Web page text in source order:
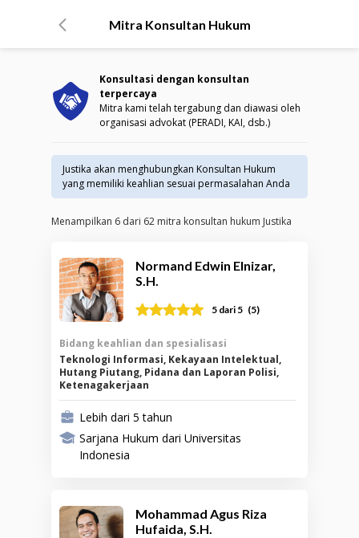
Mitra Konsultan Hukum
Konsultasi dengan konsultan
terpercaya
Mitra kami telah tergabung dan diawasi oleh
organisasi advokat (PERADI, KAI, dsb.)
Justika akan menghubungkan Konsultan Hukum
yang memiliki keahlian sesuai permasalahan Anda
Menampilkan 6 dari 62 mitra konsultan hukum Justika
Normand Edwin Elnizar,
S.H.
5 dari 5 (5)
Bidang keahlian dan spesialisasi
Teknologi Informasi, Kekayaan Intelektual,
Hutang Piutang, Pidana dan Laporan Polisi,
Ketenagakerjaan
Lebih dari 5 tahun
Sarjana Hukum dari Universitas
Indonesia
Mohammad Agus Riza
Hufaida, S.H.